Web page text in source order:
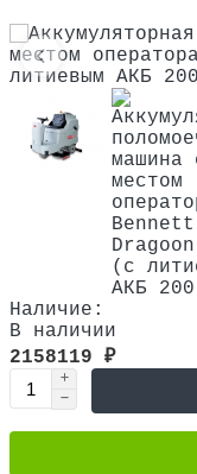
Наличие:
В наличии
2158119 ₽